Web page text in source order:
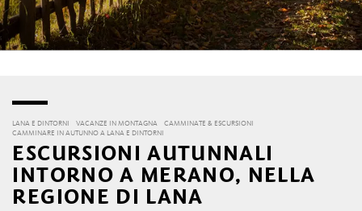
LANA E DINTORNI VACANZE IN MONTAGNA
CAMMINATE & ESCURSIONI
CAMMINARE IN AUTUNNO A LANA E DINTORNI
ESCURSIONI AUTUNNALI
INTORNO A MERANO, NELLA
REGIONE DI LANA